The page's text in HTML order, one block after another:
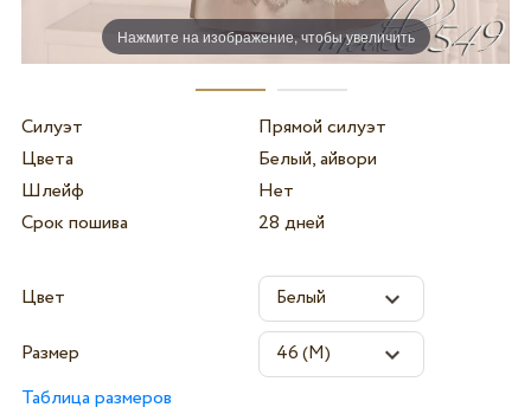
Нажмите на изображение, чтобы увеличить
Силуэт
Прямой силуэт
Цвета
Белый, айвори
Шлейф
Нет
Срок пошива
28 дней
Цвет
Размер
Таблица размеров